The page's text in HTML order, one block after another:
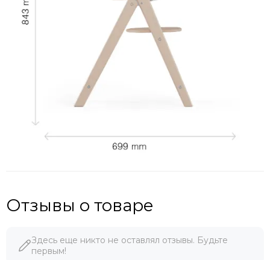
Отзывы о товаре
Здесь еще никто не оставлял отзывы. Будьте
первым!